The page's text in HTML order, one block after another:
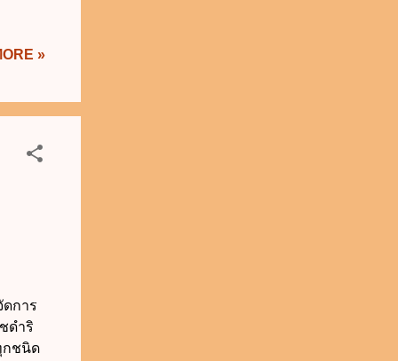
»
การ
ดำริ
กชนิด